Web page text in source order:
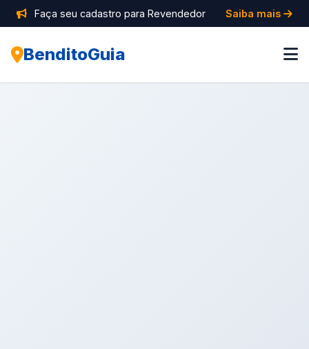
Faça seu cadastro para Revendedor Saiba mais
BenditoGuia